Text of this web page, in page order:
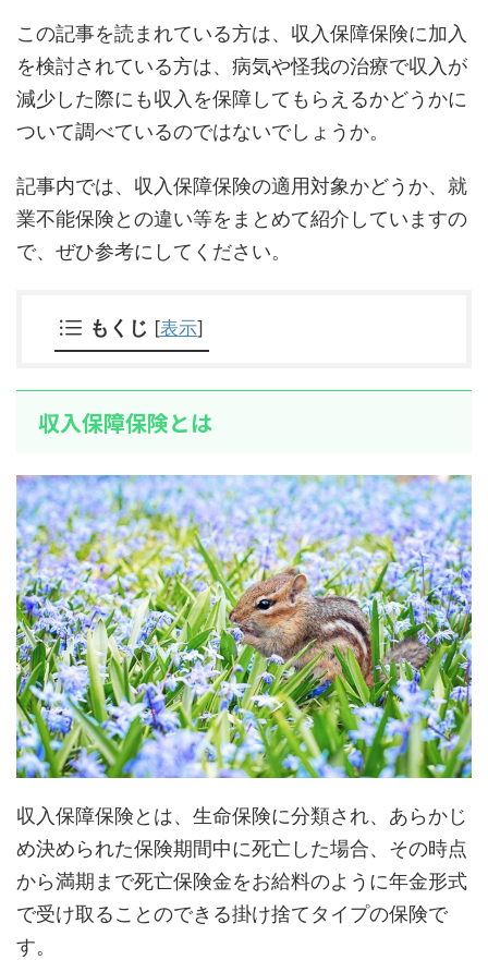
この記事を読まれている方は、収入保障保険に加入
を検討されている方は、病気や怪我の治療で収入が
減少した際にも収入を保障してもらえるかどうかに
ついて調べているのではないでしょうか。
記事内では、収入保障保険の適用対象かどうか、就
業不能保険との違い等をまとめて紹介していますの
で、ぜひ参考にしてください。
もくじ [表示]
収入保障保険とは
収入保障保険とは、生命保険に分類され、あらかじ
め決められた保険期間中に死亡した場合、その時点
から満期まで死亡保険金をお給料のように年金形式
で受け取ることのできる掛け捨てタイプの保険で
す。